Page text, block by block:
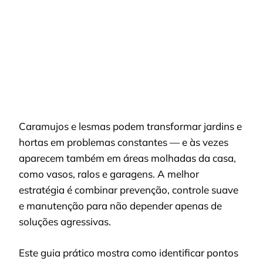
Caramujos e lesmas podem transformar jardins e
hortas em problemas constantes — e às vezes
aparecem também em áreas molhadas da casa,
como vasos, ralos e garagens. A melhor
estratégia é combinar prevenção, controle suave
e manutenção para não depender apenas de
soluções agressivas.
Este guia prático mostra como identificar pontos